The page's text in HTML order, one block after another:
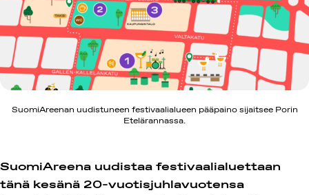
SuomiAreenan uudistuneen festivaalialueen pääpaino sijaitsee Porin
Etelärannassa.
SuomiAreena uudistaa festivaalialuettaan
tänä kesänä 20-vuotisjuhlavuotensa